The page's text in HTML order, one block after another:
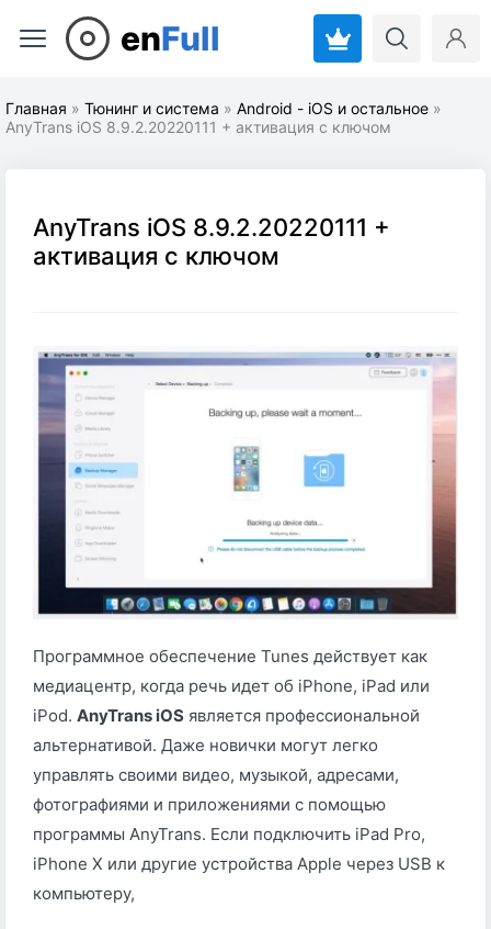
enFull
Главная » Тюнинг и система » Android - iOS и остальное »
AnyTrans iOS 8.9.2.20220111 + активация с ключом
AnyTrans iOS 8.9.2.20220111 +
активация с ключом
Программное обеспечение Tunes действует как
медиацентр, когда речь идет об iPhone, iPad или
iPod. AnyTrans iOS является профессиональной
альтернативой. Даже новички могут легко
управлять своими видео, музыкой, адресами,
фотографиями и приложениями с помощью
программы AnyTrans. Если подключить iPad Pro,
iPhone X или другие устройства Apple через USB к
компьютеру,